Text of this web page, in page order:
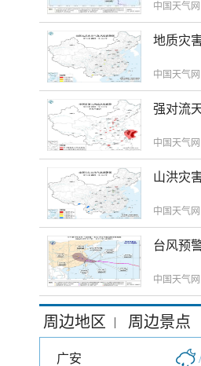
中国天气网
地质灾
中国天气网
强对流
中国天气网
山洪灾
中国天气网
台风预
中国天气网
周边地区 | 周边景点
广安 /